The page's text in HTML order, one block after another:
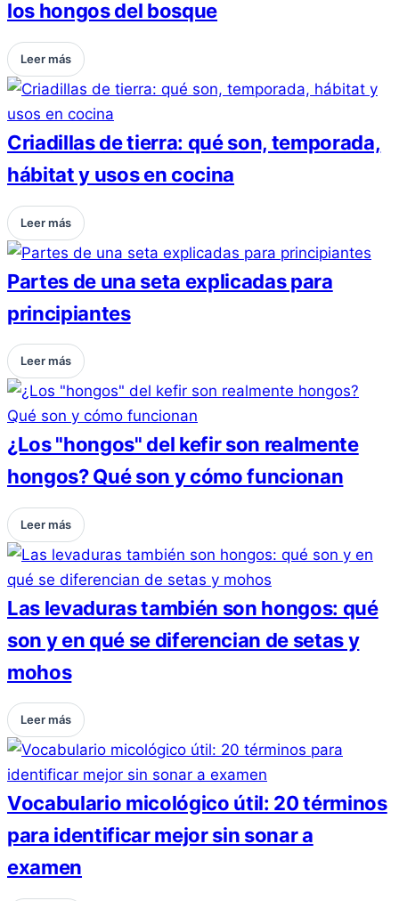
los hongos del bosque
Leer más
Criadillas de tierra: qué son, temporada,
hábitat y usos en cocina
Leer más
Partes de una seta explicadas para
principiantes
Leer más
¿Los "hongos" del kefir son realmente
hongos? Qué son y cómo funcionan
Leer más
Las levaduras también son hongos: qué
son y en qué se diferencian de setas y
mohos
Leer más
Vocabulario micológico útil: 20 términos
para identificar mejor sin sonar a
examen